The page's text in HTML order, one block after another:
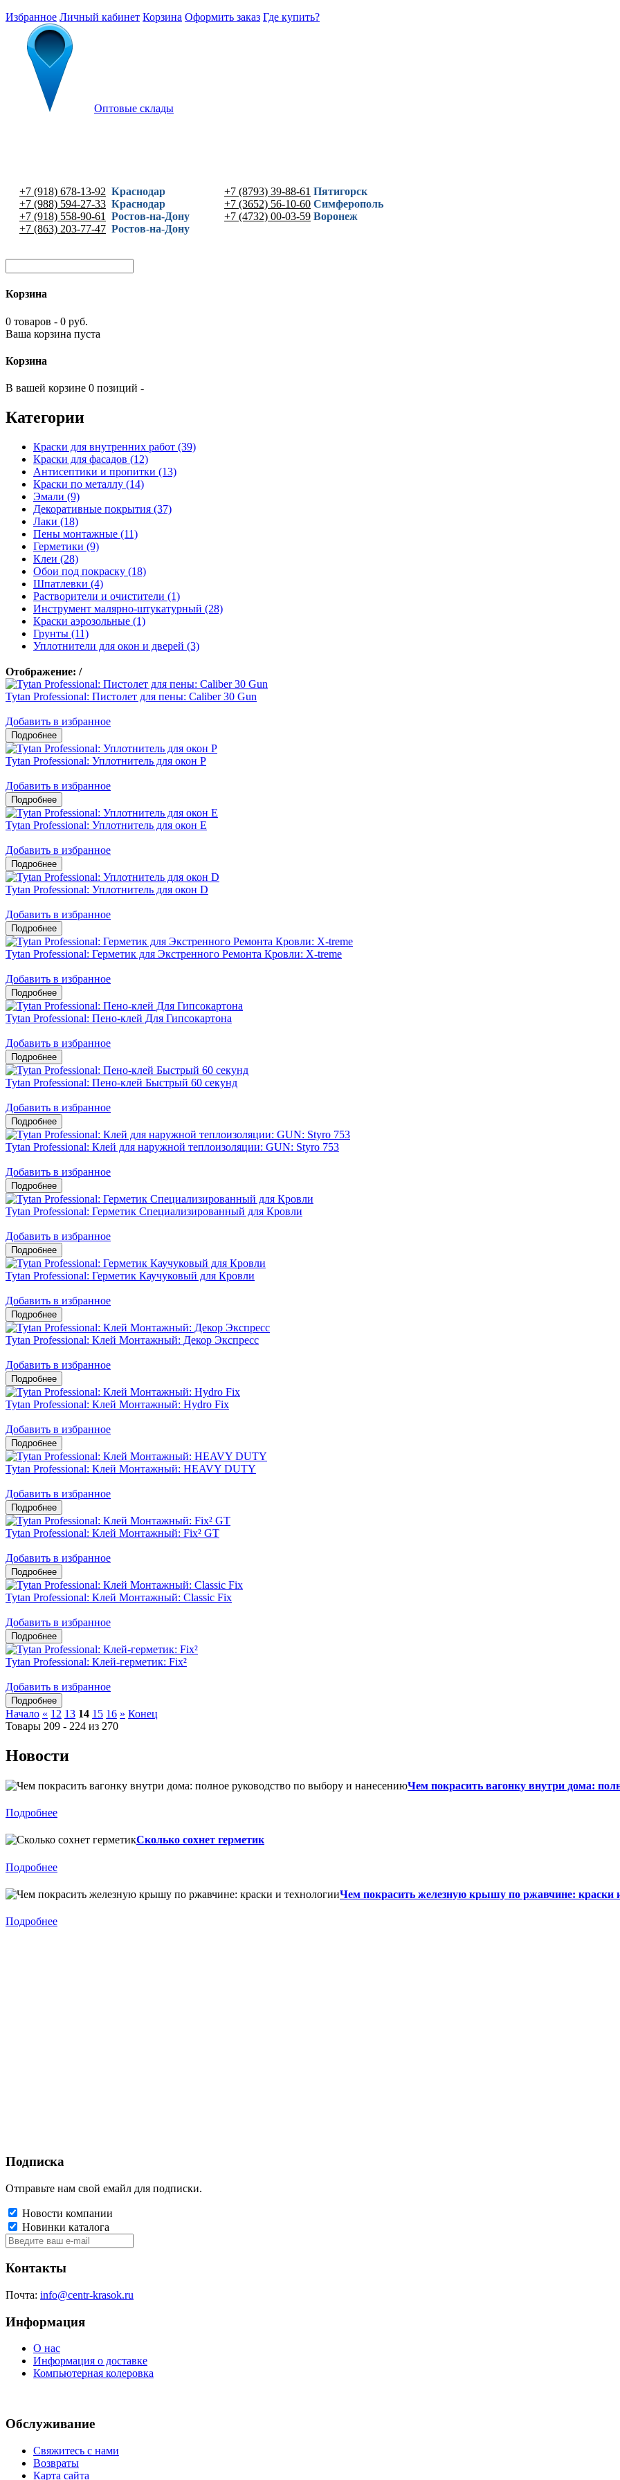
Избранное Личный кабинет Корзина Оформить заказ Где купить?
Оптовые склады
+7 (918) 678-13-92 Краснодар
+7 (988) 594-27-33 Краснодар
+7 (918) 558-90-61
Ростов-на-Дону
+7 (863) 203-77-47 Ростов-на-Дону
+7 (8793) 39-88-61 Пятигорск
+7 (3652) 56-10-60 Симферополь
+7 (4732) 00-03-59 Воронеж
Корзина
0 товаров - 0 руб.
Ваша корзина пуста
Корзина
В вашей корзине 0 позиций -
Категории
Краски для внутренних работ (39)
Краски для фасадов (12)
Антисептики и пропитки (13)
Краски по металлу (14)
Эмали (9)
Декоративные покрытия (37)
Лаки (18)
Пены монтажные (11)
Герметики (9)
Клеи (28)
Обои под покраску (18)
Шпатлевки (4)
Растворители и очистители (1)
Инструмент малярно-штукатурный (28)
Краски аэрозольные (1)
Грунты (11)
Уплотнители для окон и дверей (3)
Отображение: /
Tytan Professional: Пистолет для пены: Caliber 30 Gun
Добавить в избранное
Tytan Professional: Уплотнитель для окон P
Добавить в избранное
Tytan Professional: Уплотнитель для окон E
Добавить в избранное
Tytan Professional: Уплотнитель для окон D
Добавить в избранное
Tytan Professional: Герметик для Экстренного Ремонта Кровли: X-treme
Добавить в избранное
Tytan Professional: Пено-клей Для Гипсокартона
Добавить в избранное
Tytan Professional: Пено-клей Быстрый 60 секунд
Добавить в избранное
Tytan Professional: Клей для наружной теплоизоляции: GUN: Styro 753
Добавить в избранное
Tytan Professional: Герметик Специализированный для Кровли
Добавить в избранное
Tytan Professional: Герметик Каучуковый для Кровли
Добавить в избранное
Tytan Professional: Клей Монтажный: Декор Экспресс
Добавить в избранное
Tytan Professional: Клей Монтажный: Hydro Fix
Добавить в избранное
Tytan Professional: Клей Монтажный: HEAVY DUTY
Добавить в избранное
Tytan Professional: Клей Монтажный: Fix² GT
Добавить в избранное
Tytan Professional: Клей Монтажный: Classic Fix
Добавить в избранное
Tytan Professional: Клей-герметик: Fix²
Добавить в избранное
Начало « 12 13 14 15 16 » Конец
Товары 209 - 224 из 270
Новости
Чем покрасить вагонку внутри дома:
Подробнее
Сколько сохнет герметик
Подробнее
Чем покрасить железную крышу по ржавчине: краски
Подробнее
Подписка
Отправьте нам свой емайл для подписки.
Новости компании
Новинки каталога
Контакты
Почта: info@centr-krasok.ru
Информация
О нас
Информация о доставке
Компьютерная колеровка
Обслуживание
Свяжитесь с нами
Возвраты
Карта сайта